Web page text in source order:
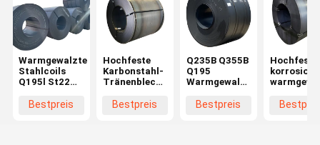
Warmgewalzte
Stahlcoils
Q195l St22
Prime
Bestpreis
Hochfeste
Karbonstahl-
Tränenblech-
warmgewalzte
Bestpreis
Q235B Q355B
Q195
Warmgewalzte
16mm Dicke
Bestpreis
Hochfeste,
mit